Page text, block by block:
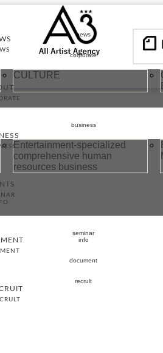
news
corporate
CULTURE
business
Entertainment-specialized
comprehensive human
resources business
seminar
info
document
recrult